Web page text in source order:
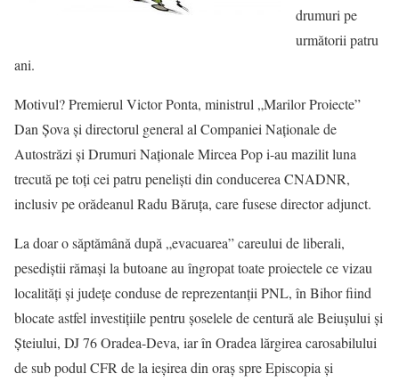
drumuri pe
următorii patru
ani.
Motivul? Premierul Victor Ponta, ministrul „Marilor Proiecte”
Dan Şova şi directorul general al Companiei Naţionale de
Autostrăzi şi Drumuri Naţionale Mircea Pop i-au mazilit luna
trecută pe toţi cei patru penelişti din conducerea CNADNR,
inclusiv pe orădeanul Radu Băruţa, care fusese director adjunct.
La doar o săptămână după „evacuarea” careului de liberali,
pesediştii rămaşi la butoane au îngropat toate proiectele ce vizau
localităţi şi judeţe conduse de reprezentanţii PNL, în Bihor fiind
blocate astfel investiţiile pentru şoselele de centură ale Beiuşului şi
Şteiului, DJ 76 Oradea-Deva, iar în Oradea lărgirea carosabilului
de sub podul CFR de la ieşirea din oraş spre Episcopia şi